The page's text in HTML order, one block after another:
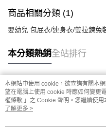
商品相關分類 (1)
嬰幼兒 包屁衣/連身衣/雙拉鍊兔
本分類熱銷全站排行
熱門標籤
本網站中使用 cookie，欲查詢有關本
望在電腦上使用 cookie 時應如何變更
權條款 」之 Cookie 聲明。您繼續使
用條款之 Cookie 聲明使用 cookie。
了解更多 >